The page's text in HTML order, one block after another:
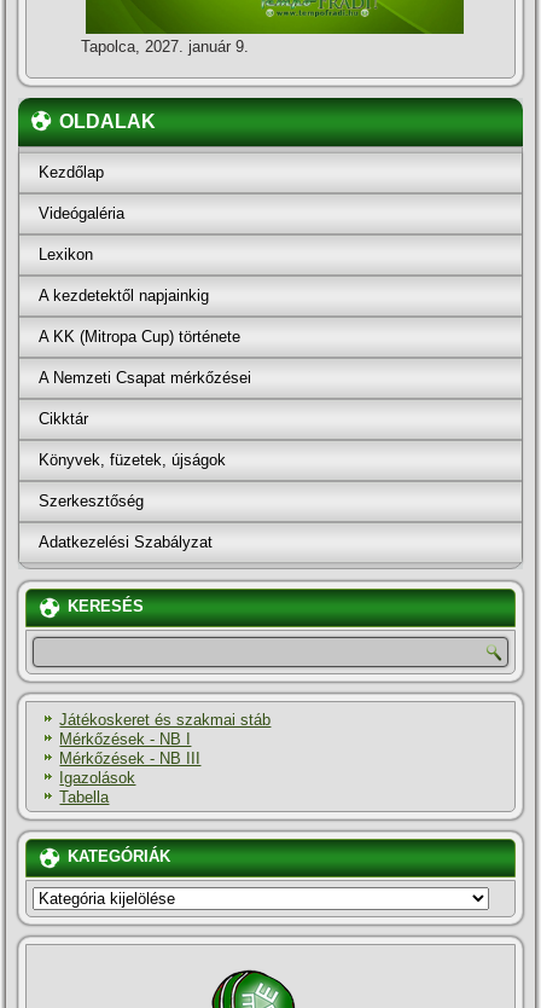
Tapolca, 2027. január 9.
OLDALAK
Kezdőlap
Videógaléria
Lexikon
A kezdetektől napjainkig
A KK (Mitropa Cup) története
A Nemzeti Csapat mérkőzései
Cikktár
Könyvek, füzetek, újságok
Szerkesztőség
Adatkezelési Szabályzat
KERESÉS
Játékoskeret és szakmai stáb
Mérkőzések - NB I
Mérkőzések - NB III
Igazolások
Tabella
KATEGÓRIÁK
KATEGÓRIÁK